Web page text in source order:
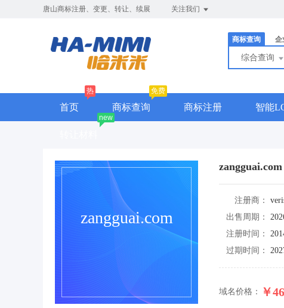
唐山商标注册、变更、转让、续展 关注我们
商标查询 企
综合查询
首页
热
商标查询
免费
商标注册 智能
new
zangguai.com
zangguai.com
注册商：
出售周期：
注册时间：
过期时间：
域名价格： ￥